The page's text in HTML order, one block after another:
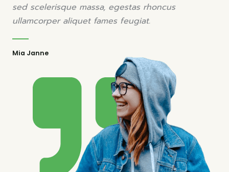
sed scelerisque massa, egestas rhoncus
ullamcorper aliquet fames feugiat.
Mia Janne